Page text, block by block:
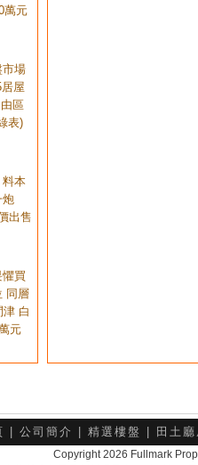
萬元
市場
屋
區
表)
料本
炮
出售
買
同層
白
元
公司簡介 精選樓盤 田土
Copyright 2026 Fullmark